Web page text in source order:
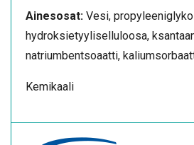
Ainesosat: Vesi,
hydroksietyyliselluloosa,
natriumbentsoaatti,
Kemikaali